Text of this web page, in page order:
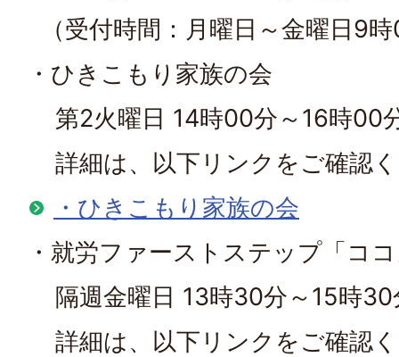
（受付時間：月曜日～金曜日9
・ひきこもり家族の会
第2火曜日 14時00分～16時00
詳細は、以下リンクをご確認
・ひきこもり家族の会
・就労ファーストステップ「コ
隔週金曜日 13時30分～15時30
詳細は、以下リンクをご確認